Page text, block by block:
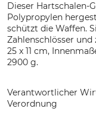
Dieser Hartschalen-
Polypropylen
schützt die Waffen.
Zahlenschlösser und
25 x 11 cm,
2900 g.
Verantwortlicher
Verordnung